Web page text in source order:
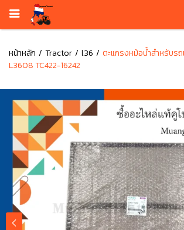
หน้าหลัก Tractor l36
ตะแกรงหม้อน้ำสำหรับร
L3608 TC422-16242